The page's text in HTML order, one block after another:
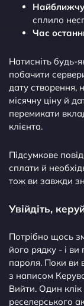
Найближчу
сплило
Час
Натисніть будь-
побачити
дату створення,
місячну ціну й
перемикати
клієнта.
Підсумкове
сплати й
тож ви завжди
Увійдіть,
Потрібно щось
його рядку - і
пароля. Поки ви
з написом
Вийти. Один
реселерського